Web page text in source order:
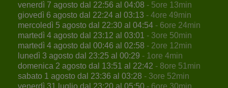
venerdì 7 agosto dal 22:56 al 04:08 - 5ore 13min
giovedì 6 agosto dal 22:24 al 03:13 - 4ore 49min
mercoledì 5 agosto dal 22:30 al 04:54 - 6ore 24min
martedì 4 agosto dal 23:12 al 03:01 - 3ore 50min
martedì 4 agosto dal 00:46 al 02:58 - 2ore 12min
lunedì 3 agosto dal 23:25 al 00:29 - 1ore 4min
domenica 2 agosto dal 13:51 al 22:42 - 8ore 51min
sabato 1 agosto dal 23:36 al 03:28 - 3ore 52min
venerdì 31 luglio dal 23:20 al 05:50 - 6ore 30min